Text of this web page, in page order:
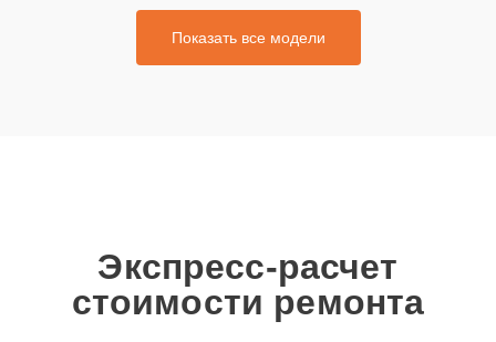
Показать все модели
Экспресс-расчет
стоимости ремонта